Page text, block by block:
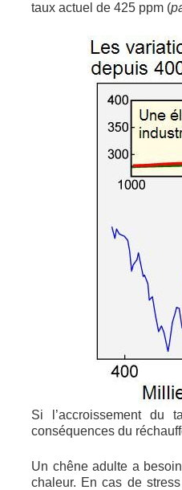
taux actuel de 425 ppm (
Si l’accroissement du
conséquences du
Un chêne adulte a
chaleur. En cas de